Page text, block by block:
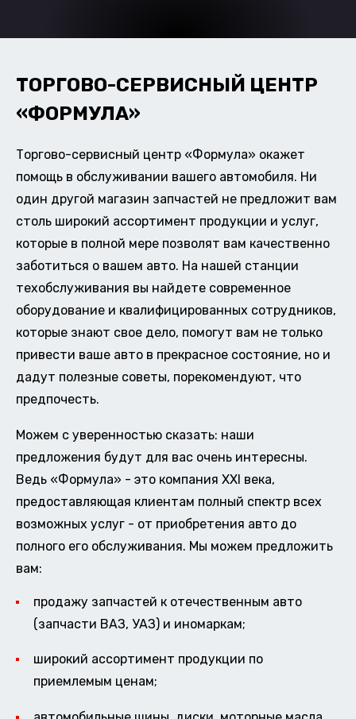
ТОРГОВО-СЕРВИСНЫЙ ЦЕНТР
«ФОРМУЛА»
Торгово-сервисный центр «Формула» окажет
помощь в обслуживании вашего автомобиля. Ни
один другой магазин запчастей не предложит вам
столь широкий ассортимент продукции и услуг,
которые в полной мере позволят вам качественно
заботиться о вашем авто. На нашей станции
техобслуживания вы найдете современное
оборудование и квалифицированных сотрудников,
которые знают свое дело, помогут вам не только
привести ваше авто в прекрасное состояние, но и
дадут полезные советы, порекомендуют, что
предпочесть.
Можем с уверенностью сказать: наши
предложения будут для вас очень интересны.
Ведь «Формула» - это компания XXI века,
предоставляющая клиентам полный спектр всех
возможных услуг - от приобретения авто до
полного его обслуживания. Мы можем предложить
вам:
продажу запчастей к отечественным авто
(запчасти ВАЗ, УАЗ) и иномаркам;
широкий ассортимент продукции по
приемлемым ценам;